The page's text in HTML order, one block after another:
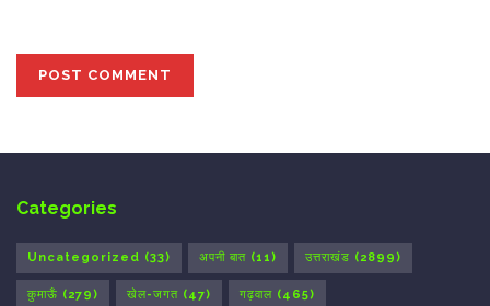
Categories
Uncategorized (33) अपनी बात (11) उत्तराखंड (2899)
कुमाऊँ (279) खेल-जगत (47) गढ़वाल (465)